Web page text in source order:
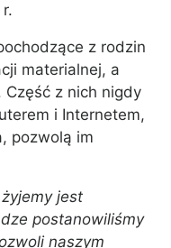
z rodzin
materialnej, a
Część z nich nigdy
i Internetem,
pozwolą im
jest
postanowiliśmy
naszym